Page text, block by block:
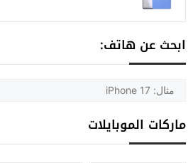
ابحث عن هاتف:
ماركات الموبايلات